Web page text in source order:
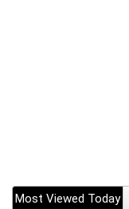
Most Viewed Today